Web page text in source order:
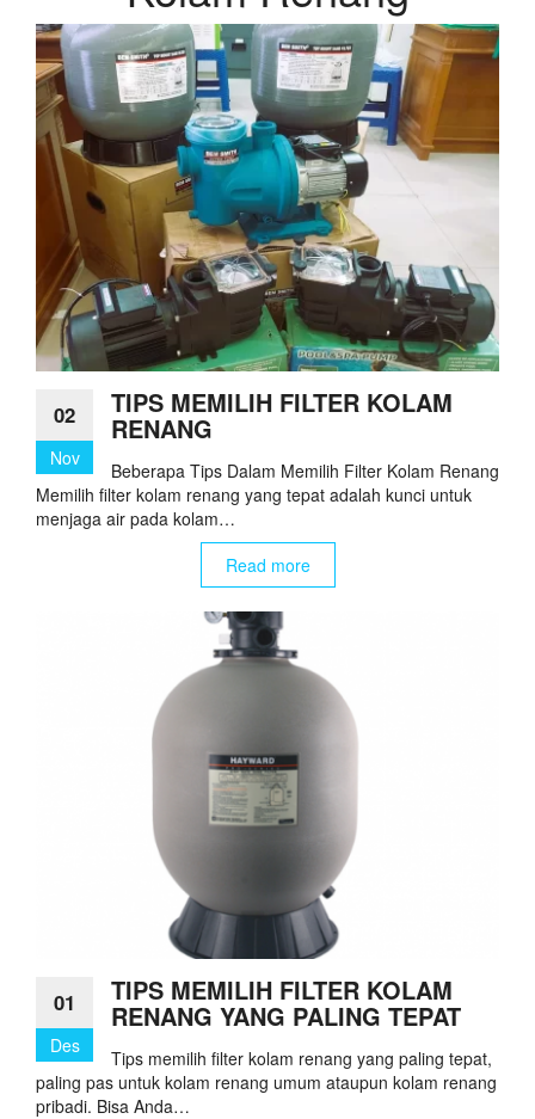
02
Nov
TIPS MEMILIH FILTER KOLAM
RENANG
Beberapa Tips Dalam Memilih Filter Kolam Renang
Memilih filter kolam renang yang tepat adalah kunci untuk
menjaga air pada kolam…
Read more
01
Des
TIPS MEMILIH FILTER KOLAM
RENANG YANG PALING TEPAT
Tips memilih filter kolam renang yang paling tepat,
paling pas untuk kolam renang umum ataupun kolam renang
pribadi. Bisa Anda…